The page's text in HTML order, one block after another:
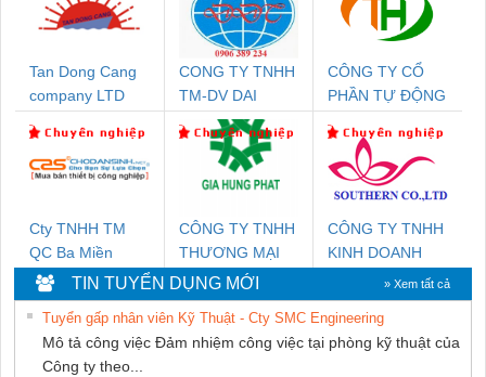
Tan Dong Cang
company LTD
CONG TY TNHH
TM-DV DAI
DONG THANH
CÔNG TY CỔ
PHẦN TỰ ĐỘNG
Cty TNHH TM
QC Ba Miền
CÔNG TY TNHH
THƯƠNG MẠI
DỊCH VỤ KỸ
THUẬT ĐIỆN CƠ
GIA HƯNG
PHÁT
CÔNG TY TNHH
KINH DOANH
DỊCH VỤ XNK
PHƯƠNG NAM
TIN TUYỂN DỤNG MỚI » Xem tất cả
Tuyển gấp nhân viên Kỹ Thuật - Cty SMC Engineering
Mô tả công việc Đảm nhiệm công việc tại phòng kỹ thuật của
Công ty theo...